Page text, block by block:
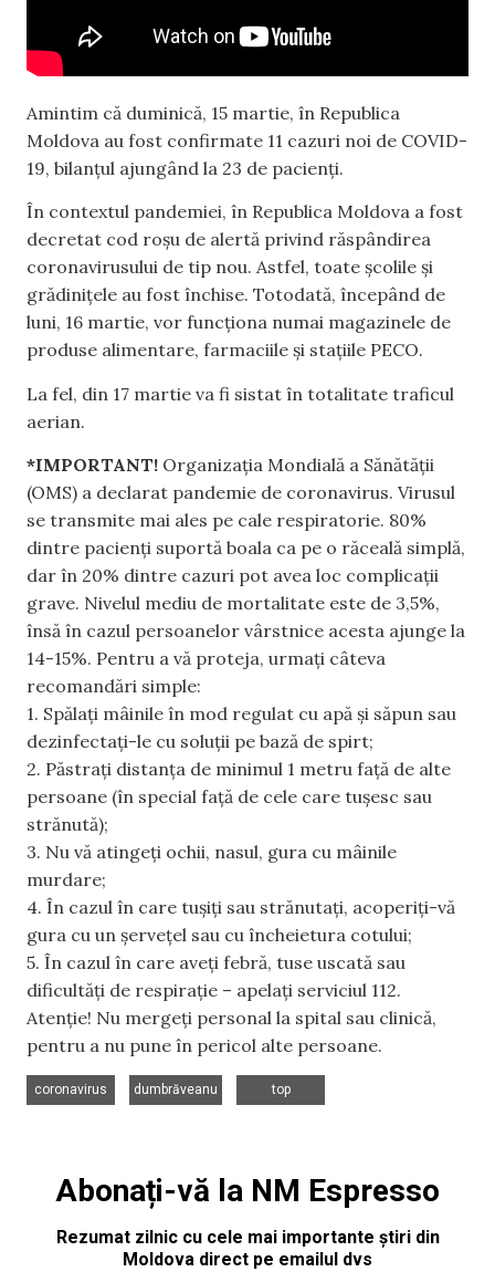
Amintim că duminică, 15 martie, în Republica
Moldova au fost confirmate 11 cazuri noi de COVID-
19, bilanțul ajungând la 23 de pacienți.
În contextul pandemiei, în Republica Moldova a fost
decretat cod roșu de alertă privind răspândirea
coronavirusului de tip nou. Astfel, toate școlile și
grădinițele au fost închise. Totodată, începând de
luni, 16 martie, vor funcționa numai magazinele de
produse alimentare, farmaciile și stațiile PECO.
La fel, din 17 martie va fi sistat în totalitate traficul
aerian.
*IMPORTANT! Organizația Mondială a Sănătății
(OMS) a declarat pandemie de coronavirus. Virusul
se transmite mai ales pe cale respiratorie. 80%
dintre pacienți suportă boala ca pe o răceală simplă,
dar în 20% dintre cazuri pot avea loc complicații
grave. Nivelul mediu de mortalitate este de 3,5%,
însă în cazul persoanelor vârstnice acesta ajunge la
14-15%. Pentru a vă proteja, urmați câteva
recomandări simple:
1. Spălați mâinile în mod regulat cu apă și săpun sau
dezinfectați-le cu soluții pe bază de spirt;
2. Păstrați distanța de minimul 1 metru față de alte
persoane (în special față de cele care tușesc sau
strănută);
3. Nu vă atingeți ochii, nasul, gura cu mâinile
murdare;
4. În cazul în care tușiți sau strănutați, acoperiți-vă
gura cu un șervețel sau cu încheietura cotului;
5. În cazul în care aveți febră, tuse uscată sau
dificultăți de respirație – apelați serviciul 112.
Atenție! Nu mergeți personal la spital sau clinică,
pentru a nu pune în pericol alte persoane.
coronavirus
dumbrăveanu
top
Abonați-vă la NM Espresso
Rezumat zilnic cu cele mai importante știri din
Moldova direct pe emailul dvs